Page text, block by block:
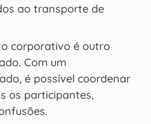
ao transporte de
corporativo é outro
Com um
é possível coordenar
os participantes,